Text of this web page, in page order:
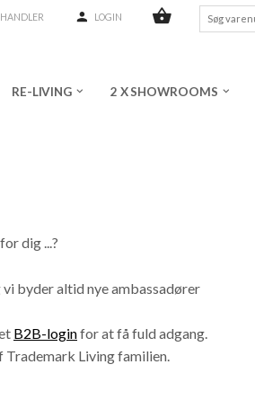
person LOGIN shopping_basket
RE-LIVING keyboard_arrow_down 2 X SHOWROOMS keyboard_arrow_down
dig ...?
byder altid nye ambassadører
B2B-loginfor at få fuld adgang.
Living familien.